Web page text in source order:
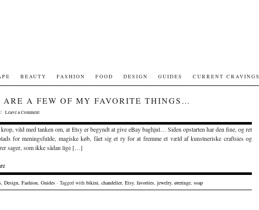
BEAUTY FASHION FOOD DESIGN GUIDES CURRENT CRAVINGS
ARE A FEW OF MY FAVORITE THINGS…
·Leave a Comment
vild med tanken om, at Etsy er begyndt at give eBay baghjul… Siden opstarten har den fine, og ret
for meningsfulde, magiske køb, fået sig et ry for at fremme et væld af kunstneriske craftsies og
sager, som ikke sådan lige […]
, Design, Fashion, Guides · Tagged with bikini, chandelier, Etsy, favorites, jewelry, øreringe, soap